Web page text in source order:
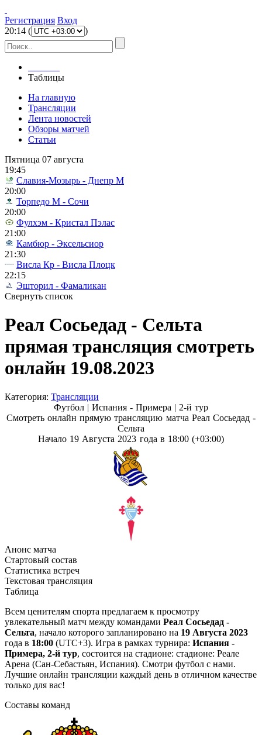
Регистрация Вход
20:14 ( )
Таблицы
На главную
Трансляции
Лента новостей
Обзоры матчей
Статьи
Пятница 07 августа
19:45
Славия-Мозырь - Днепр М
20:00
Торпедо М - Сочи
20:00
Фулхэм - Кристал Пэлас
21:00
Камбюр - Эксельсиор
21:30
Висла Кр - Висла Плоцк
22:15
Эшторил - Фамаликан
Свернуть список
Реал Сосьедад - Сельта
прямая трансляция смотреть
онлайн 19.08.2023
Категория: Трансляции
Футбол | Испания - Примера | 2-й тур
Смотреть онлайн прямую трансляцию матча Реал Сосьедад -
Сельта
Начало 19 Августа 2023 года в 18:00 (+03:00)
Анонс матча
Стартовый состав
Статистика встреч
Текстовая трансляция
Таблица
Всем ценителям спорта предлагаем к просмотру
увлекательный матч между командами Реал Сосьедад -
Сельта, начало которого запланировано на 19 Августа 2023
года в 18:00 (UTC+3). Игра в рамках турнира: Испания -
Примера, 2-й тур, состоится на стадионе: стадионе: Реале
Арена (Сан-Себастьян, Испания). Смотри футбол с нами.
Лучшие онлайн трансляции каждый день в отличном качестве
только для вас!
Составы команд